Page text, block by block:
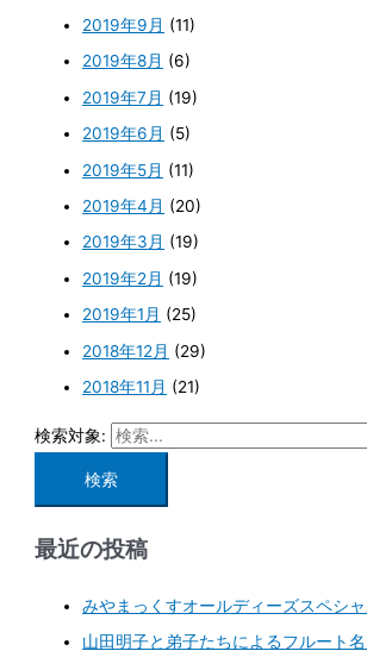
2019年9月 (11)
2019年8月 (6)
2019年7月 (19)
2019年6月 (5)
2019年5月 (11)
2019年4月 (20)
2019年3月 (19)
2019年2月 (19)
2019年1月 (25)
2018年12月 (29)
2018年11月 (21)
検索対象:
最近の投稿
みやまっくすオールディーズスペシ
山田明子と弟子たちによるフルート